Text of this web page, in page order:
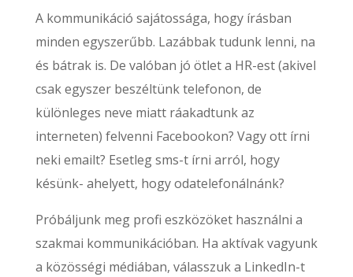
A kommunikáció sajátossága, hogy írásban
minden egyszerűbb. Lazábbak tudunk lenni, na
és bátrak is. De valóban jó ötlet a HR-est (akivel
csak egyszer beszéltünk telefonon, de
különleges neve miatt ráakadtunk az
interneten) felvenni Facebookon? Vagy ott írni
neki emailt? Esetleg sms-t írni arról, hogy
késünk- ahelyett, hogy odatelefonálnánk?
Próbáljunk meg profi eszközöket használni a
szakmai kommunikációban. Ha aktívak vagyunk
a közösségi médiában, válasszuk a LinkedIn-t